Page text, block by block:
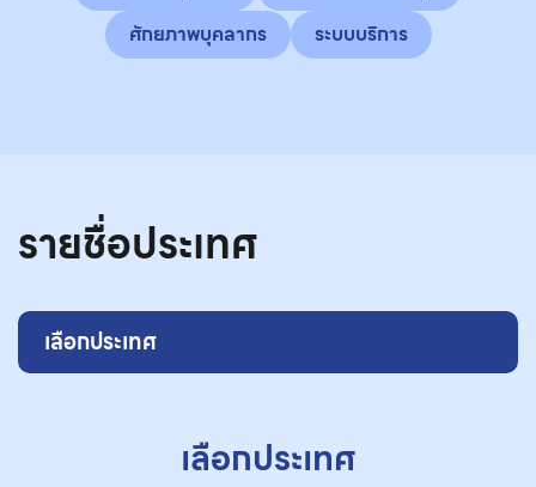
ศักยภาพบุคลากร
ระบบบริการ
รายชื่อประเทศ
เลือกประเทศ
เลือกประเทศ